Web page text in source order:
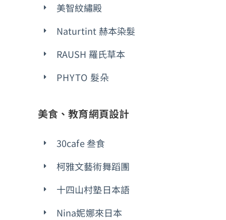
美智紋繡殿
Naturtint 赫本染髮
RAUSH 羅氏草本
PHYTO 髮朵
美食、教育網頁設計
30cafe 叁食
柯雅文藝術舞蹈團
十四山村塾日本語
Nina妮娜來日本